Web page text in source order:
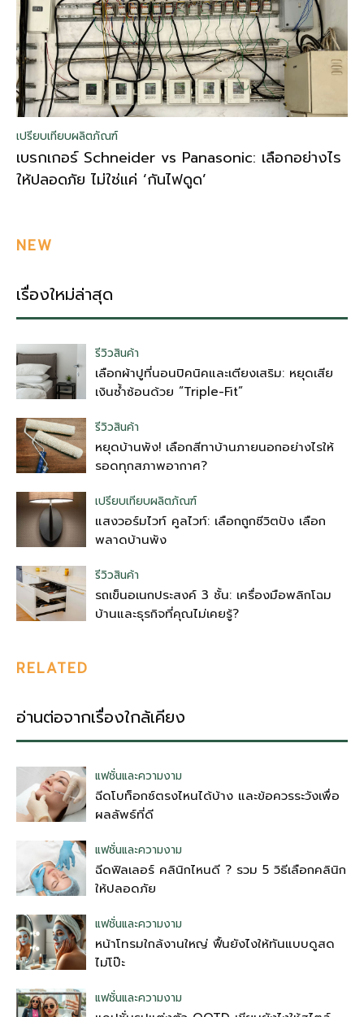
เปรียบเทียบผลิตภัณฑ์
เบรกเกอร์ Schneider vs Panasonic: เลือกอย่างไร
ให้ปลอดภัย ไม่ใช่แค่ ‘กันไฟดูด’
NEW
เรื่องใหม่ล่าสุด
รีวิวสินค้า
เลือกผ้าปูที่นอนปิคนิคและเตียงเสริม: หยุดเสีย
เงินซ้ำซ้อนด้วย “Triple-Fit”
รีวิวสินค้า
หยุดบ้านพัง! เลือกสีทาบ้านภายนอกอย่างไรให้
รอดทุกสภาพอากาศ?
เปรียบเทียบผลิตภัณฑ์
แสงวอร์มไวท์ คูลไวท์: เลือกถูกชีวิตปัง เลือก
พลาดบ้านพัง
รีวิวสินค้า
รถเข็นอเนกประสงค์ 3 ชั้น: เครื่องมือพลิกโฉม
บ้านและธุรกิจที่คุณไม่เคยรู้?
RELATED
อ่านต่อจากเรื่องใกล้เคียง
แฟชั่นและความงาม
ฉีดโบท็อกซ์ตรงไหนได้บ้าง และข้อควรระวังเพื่อ
ผลลัพธ์ที่ดี
แฟชั่นและความงาม
ฉีดฟิลเลอร์ คลินิกไหนดี ? รวม 5 วิธีเลือกคลินิก
ให้ปลอดภัย
แฟชั่นและความงาม
หน้าโทรมใกล้งานใหญ่ ฟื้นยังไงให้ทันแบบดูสด
ไม่โป๊ะ
แฟชั่นและความงาม